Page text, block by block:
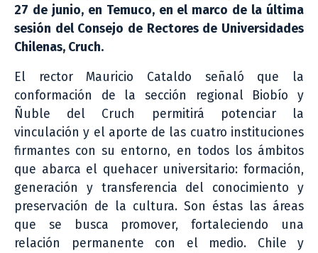
27 de junio, en Temuco, en el marco de la última
sesión del Consejo de Rectores de Universidades
Chilenas, Cruch.
El rector Mauricio Cataldo señaló que la
conformación de la sección regional Biobío y
Ñuble del Cruch permitirá potenciar la
vinculación y el aporte de las cuatro instituciones
firmantes con su entorno, en todos los ámbitos
que abarca el quehacer universitario: formación,
generación y transferencia del conocimiento y
preservación de la cultura. Son éstas las áreas
que se busca promover, fortaleciendo una
relación permanente con el medio. Chile y